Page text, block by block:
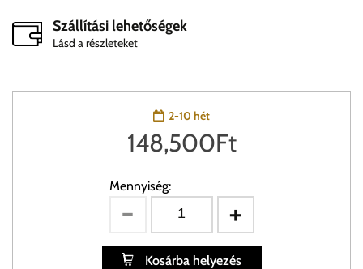
Szállítási lehetőségek
Lásd a részleteket
2-10 hét
148,500Ft
Mennyiség:
Kosárba helyezés